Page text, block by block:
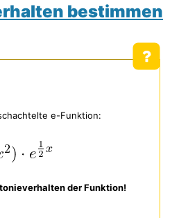
bestimmen
e-Funktion:
der Funktion!